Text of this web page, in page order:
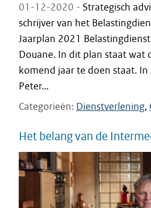
01-12-2020 - Strategisch
schrijver van het
Jaarplan 2021
Douane. In dit plan staat wat
komend jaar te doen staat.
Peter...
Categorieën Dienstverlening
Het belang van de